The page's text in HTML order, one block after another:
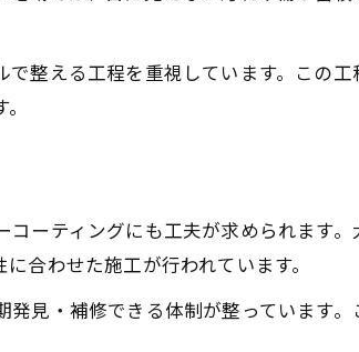
レンドをチェックする
グで耐久性向上
たらす長期的なメリット
グで高値売却を目指す
証明書の重要性とは
整える工程を重視しています。この
ーティングにも工夫が求められます
合わせた施工が行われています。
見・補修できる体制が整っています